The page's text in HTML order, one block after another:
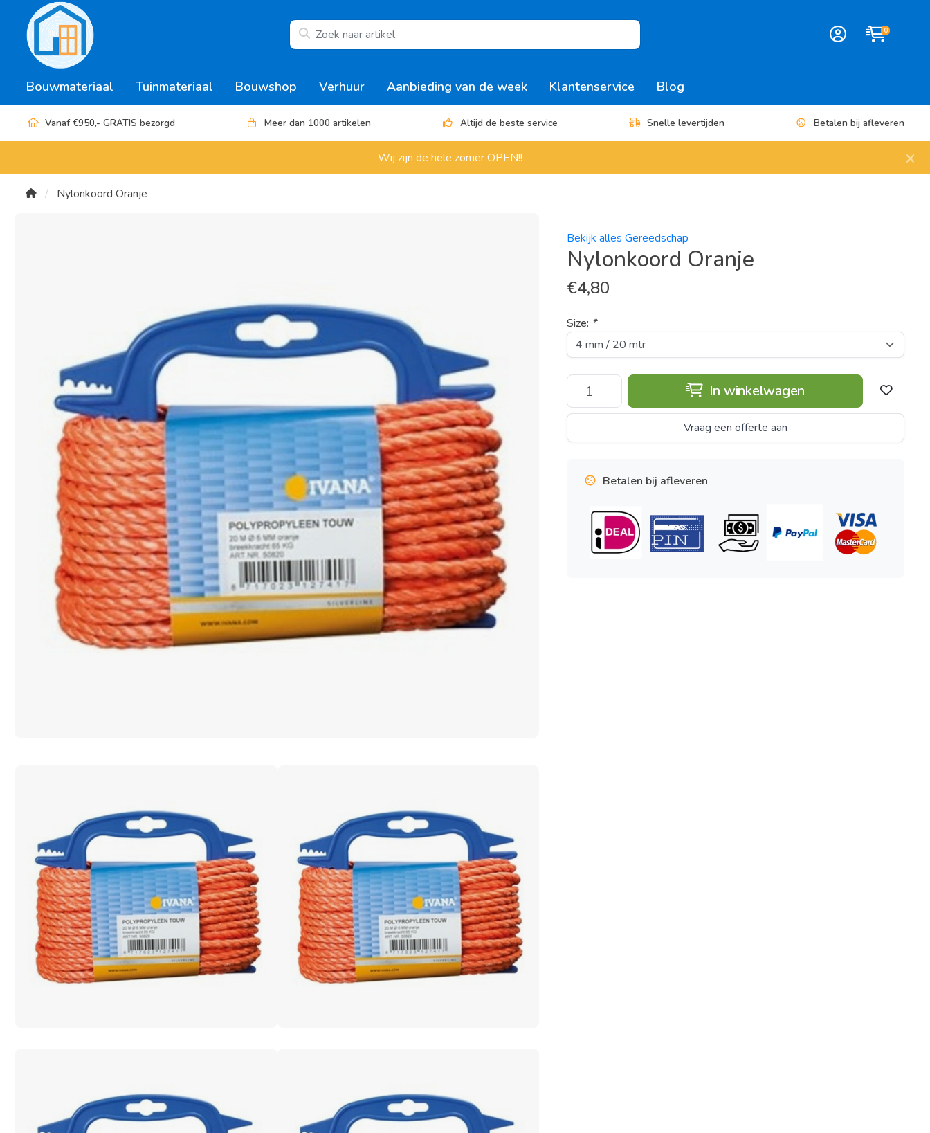
0
Bouwmateriaal Tuinmateriaal Bouwshop Verhuur Aanbieding van de week Klantenservice Blog
Vanaf €950,- GRATIS bezorgd Meer dan 1000 artikelen Altijd de beste service Snelle levertijden Betalen bij afleveren
Wij zijn de hele zomer OPEN!! ×
Nylonkoord Oranje
Bekijk alles Gereedschap
Nylonkoord Oranje
€4,80
Size: *
In winkelwagen
Vraag een offerte aan
Betalen bij afleveren